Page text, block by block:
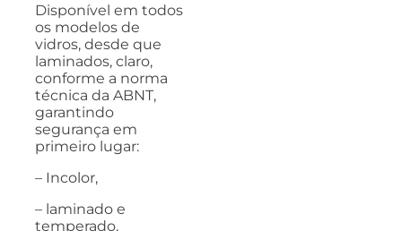
Disponível em todos
os modelos de
vidros, desde que
laminados, claro,
conforme a norma
técnica da ABNT,
garantindo
segurança em
primeiro lugar:
– Incolor,
– laminado e
temperado,